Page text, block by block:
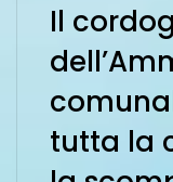
Il
tutta la